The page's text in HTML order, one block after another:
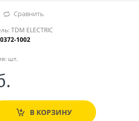
Сравнить
TDM ELECTRIC
1002
шт.
В КОРЗИНУ